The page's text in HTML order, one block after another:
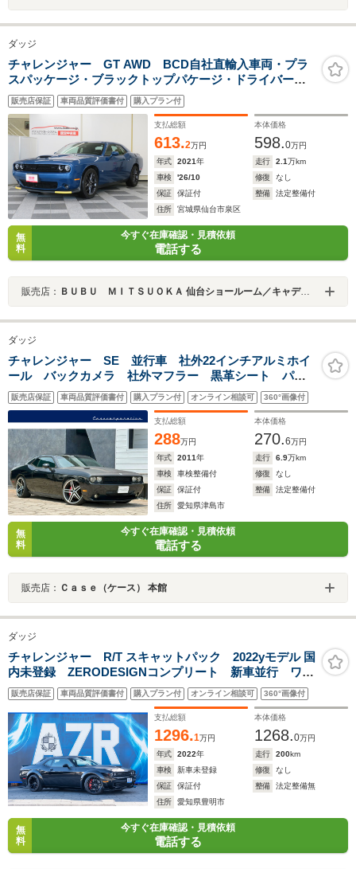
ダッジ
チャレンジャー GT AWD BCD自社直輸入車両・プラ
スパッケージ・ブラックトップパケージ・ドライバーコ
ンビニエンスグループ・ブラックナッパ&アルカンターラ
パフォーマンスシート・アルパインサウンドシステム・
純正20AW・キセノンHL・ETC
販売店保証 車両品質評価書付 購入プラン付
支払総額
613.2万円
本体価格
598.0万円
年式
2021年 走行 2.1万km
車検
'26/10 修復
なし
保証
保証付 整備
法定整備付
住所
宮城県仙台市泉区
無
料
今すぐ在庫確認・見積依頼
電話する
販売店： ＢＵＢＵ ＭＩＴＳＵＯＫＡ 仙台ショールーム／キャデラック仙台中央／シボレー仙台中央
ダッジ
チャレンジャー SE 並行車 社外22インチアルミホイ
ール バックカメラ 社外マフラー 黒革シート パワ
ーシート 社外ナビ/TV ETC レーダー
販売店保証 車両品質評価書付 購入プラン付 オンライン相談可 360°画像付
支払総額
288万円
本体価格
270.6万円
年式
2011年 走行 6.9万km
車検
車検整備付 修復
なし
保証
保証付 整備
法定整備付
住所
愛知県津島市
無
料
今すぐ在庫確認・見積依頼
電話する
販売店： Ｃａｓｅ（ケース） 本館
ダッジ
チャレンジャー R/T スキャットパック 2022yモデル 国
内未登録 ZERODESIGNコンプリート 新車並行 ワイ
ドボディ 6速マニュアル サンルーフ ALPINEサウン
ド ボンネットピン T/APKG プラスPKG サテンブ
ラックデカール
販売店保証 車両品質評価書付 購入プラン付 オンライン相談可 360°画像付
支払総額
1296.1万円
本体価格
1268.0万円
年式
2022年 走行 200km
車検
新車未登録 修復
なし
保証
保証付 整備
法定整備無
住所
愛知県豊明市
無
料
今すぐ在庫確認・見積依頼
電話する